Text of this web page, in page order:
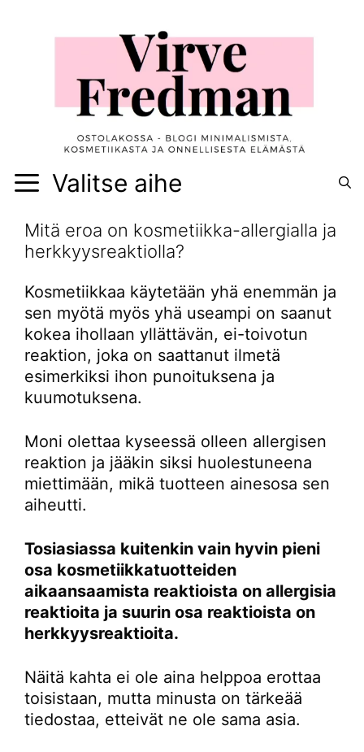
Valitse aihe
Mitä eroa on kosmetiikka-allergialla ja
herkkyysreaktiolla?
Kosmetiikkaa käytetään yhä enemmän ja
sen myötä myös yhä useampi on saanut
kokea ihollaan yllättävän, ei-toivotun
reaktion, joka on saattanut ilmetä
esimerkiksi ihon punoituksena ja
kuumotuksena.
Moni olettaa kyseessä olleen allergisen
reaktion ja jääkin siksi huolestuneena
miettimään, mikä tuotteen ainesosa sen
aiheutti.
Tosiasiassa kuitenkin vain hyvin pieni
osa kosmetiikkatuotteiden
aikaansaamista reaktioista on allergisia
reaktioita ja suurin osa reaktioista on
herkkyysreaktioita.
Näitä kahta ei ole aina helppoa erottaa
toisistaan, mutta minusta on tärkeää
tiedostaa, etteivät ne ole sama asia.